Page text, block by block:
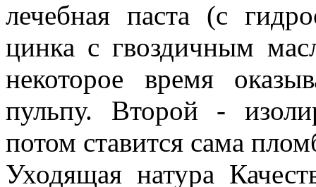
лечебная паста (с
цинка с гвоздичным
некоторое время
пульпу. Второй -
потом ставится сама
Уходящая натура